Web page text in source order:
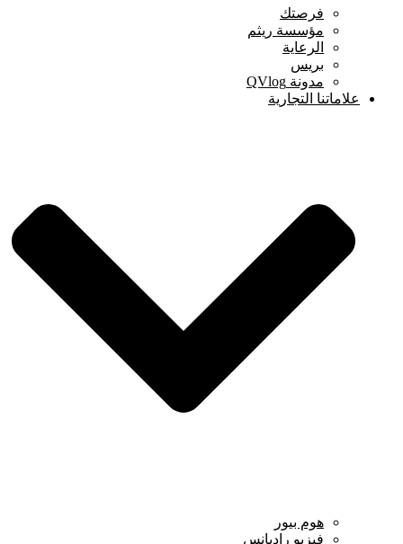
فرصتك
مؤسسة ريثم
الرعاية
بريس
مدونة QVlog
علاماتنا التجارية
هوم بيور
فيزيو راديانس